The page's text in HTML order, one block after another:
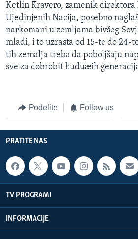
Ketlin Kravero, zamenik direktora
Ujedinjenih Nacija, posebno
narkomani u zemljama bivšeg
mladi, i to uzrasta od 15-te do 24-
tih zemalja treba da poboljšaju
sve za dobrobit buduæih
Podelite Follow us
PRATITE NAS
TV PROGRAMI
INFORMACIJE